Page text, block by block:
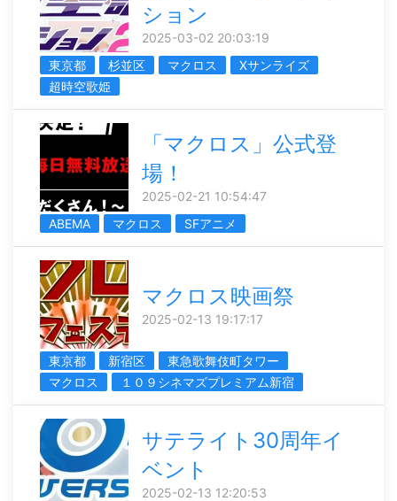
ション
2025-03-02 20:03:19
東京都
杉並区 マクロス
Xサンライズ
超時空歌姫
「マクロス」公式登
場！
2025-02-21 10:54:47
ABEMA
マクロス SFアニメ
マクロス映画祭
2025-02-13 19:17:17
東京都 新宿区
東急歌舞伎町タワー
マクロス
１０９シネマズプレミアム新宿
サテライト30周年イ
ベント
2025-02-13 12:20:53